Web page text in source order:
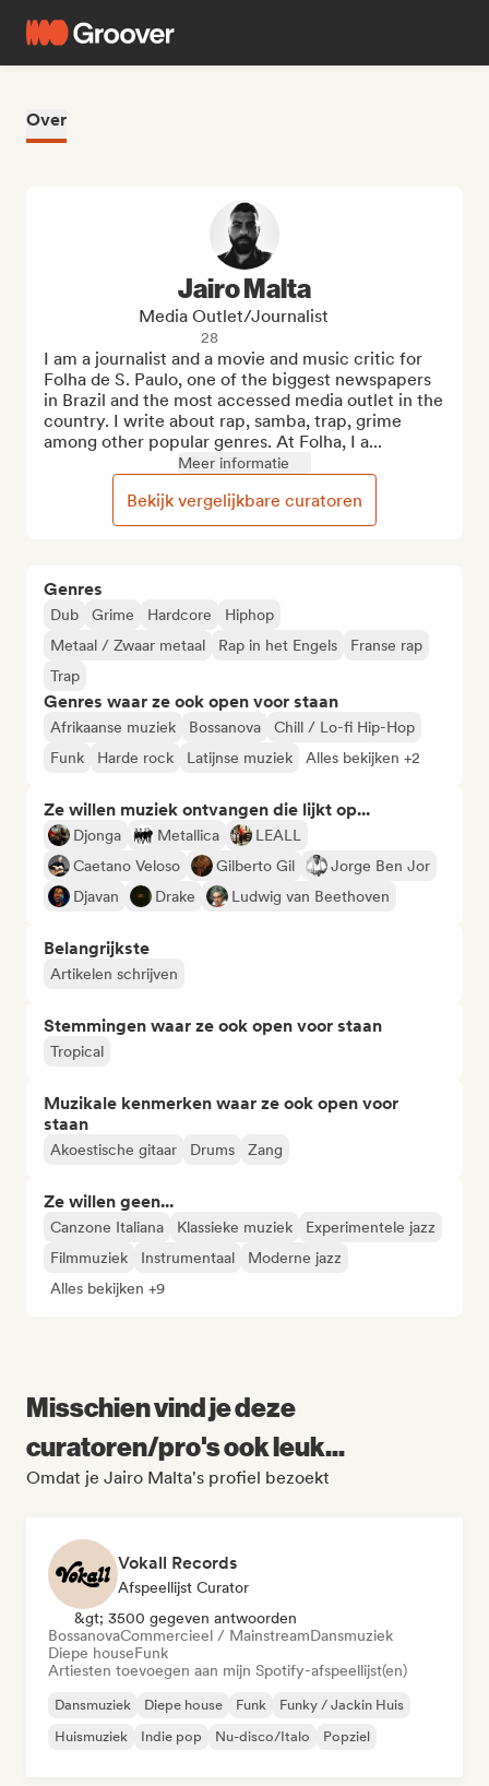
Over
Genres
Dub Grime Hardcore
Hiphop
Metaal / Zwaar metaal
Rap in het Engels
Franse rap
Trap
Genres waar ze ook open voor staan
Afrikaanse muziek Bossanova
Chill / Lo-fi Hip-Hop
Funk
Harde rock Latijnse muziek Alles bekijken +2
Ze willen muziek ontvangen die lijkt op...
Djonga Metallica
LEALL
Caetano Veloso
Gilberto Gil
Jorge Ben Jor
Djavan
Drake Ludwig van Beethoven
Belangrijkste
Artikelen schrijven
Stemmingen waar ze ook open voor staan
Tropical
Muzikale kenmerken waar ze ook open voor
staan
Akoestische gitaar Drums Zang
Ze willen geen...
Canzone Italiana Klassieke muziek
Experimentele jazz
Filmmuziek
Instrumentaal
Moderne jazz
Alles bekijken +9
Jairo Malta
Media Outlet/Journalist
28
I am a journalist and a movie and music critic for
Folha de S. Paulo, one of the biggest newspapers
in Brazil and the most accessed media outlet in the
country. I write about rap, samba, trap, grime
among other popular genres. At Folha, I a...
Meer informatie
Bekijk vergelijkbare curatoren
Misschien vind je deze
curatoren/pro's ook leuk...
Omdat je Jairo Malta's profiel bezoekt
Vokall Records
Afspeellijst Curator
&gt; 3500 gegeven antwoorden
BossanovaCommercieel / MainstreamDansmuziek
Diepe houseFunk
Artiesten toevoegen aan mijn Spotify-afspeellijst(en)
Dansmuziek Diepe house Funk
Funky / Jackin Huis
Huismuziek
Indie pop Nu-disco/Italo Popziel